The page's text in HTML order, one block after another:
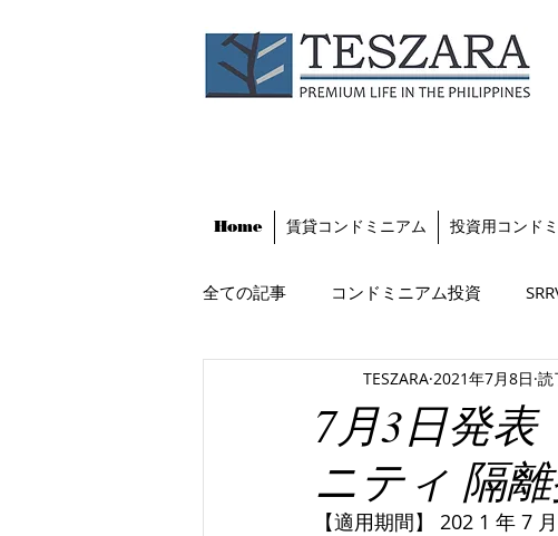
Home 賃貸コンドミニアム 投資用コンド
全ての記事 コンドミニアム投資
フィリピンのビジネス環境
7月3日発
ニティ 隔
TESZARA 2021年7月8日 読
【適用期間】 202 1 年 7